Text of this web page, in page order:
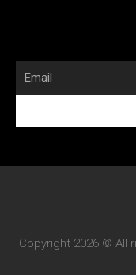
Copyright 2026 © All